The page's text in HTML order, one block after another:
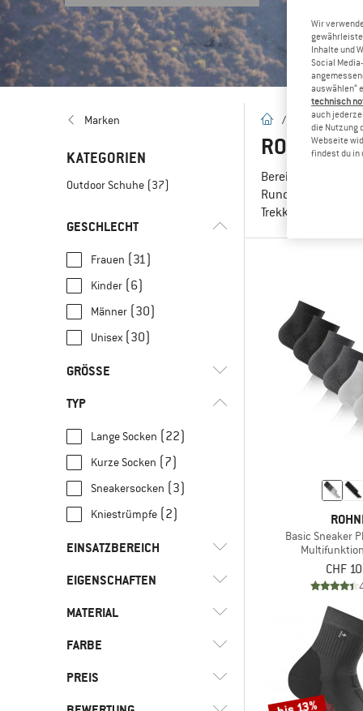
Marken
KATEGORIEN
Outdoor Schuhe (37)
GESCHLECHT
Frauen (31)
Kinder (6)
Männer (30)
Unisex (30)
GRÖSSE
23
34 35 36 38
47 48 50
TYP
Lange Socken (22)
Kurze Socken (7)
Sneakersocken (3)
Kniestrümpfe (2)
EINSATZBEREICH
Alltag (4)
Fitness
Roadrunning
EIGENSCHAFTEN
Isolierend
Mulesing-frei
MATERIAL
Baumwolle
Kunstfaser
FARBE
PREIS
Startseite
/ Marken /
ROHNER –
Bereits 1876
Trekkingsocken
Basic Sneaker
CHF
Wir
Inhalte und
Social
auswählen“
technisch
auch
die Nutzung
Webseite
findest du in